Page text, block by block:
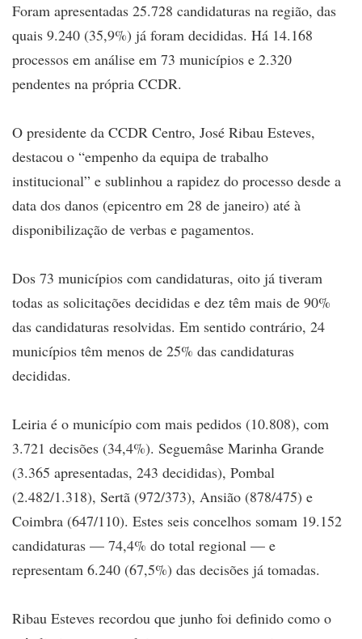
Foram apresentadas 25.728 candidaturas na região, das
quais 9.240 (35,9%) já foram decididas. Há 14.168
processos em análise em 73 municípios e 2.320
pendentes na própria CCDR.
O presidente da CCDR Centro, José Ribau Esteves,
destacou o “empenho da equipa de trabalho
institucional” e sublinhou a rapidez do processo desde a
data dos danos (epicentro em 28 de janeiro) até à
disponibilização de verbas e pagamentos.
Dos 73 municípios com candidaturas, oito já tiveram
todas as solicitações decididas e dez têm mais de 90%
das candidaturas resolvidas. Em sentido contrário, 24
municípios têm menos de 25% das candidaturas
decididas.
Leiria é o município com mais pedidos (10.808), com
3.721 decisões (34,4%). Seguemâse Marinha Grande
(3.365 apresentadas, 243 decididas), Pombal
(2.482/1.318), Sertã (972/373), Ansião (878/475) e
Coimbra (647/110). Estes seis concelhos somam 19.152
candidaturas — 74,4% do total regional — e
representam 6.240 (67,5%) das decisões já tomadas.
Ribau Esteves recordou que junho foi definido como o